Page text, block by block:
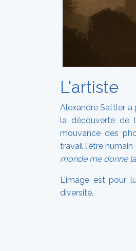
L'artiste
Alexandre Sattler
la découverte de
mouvance des
travail l'être
monde me donne
L'image est pour
diversité.